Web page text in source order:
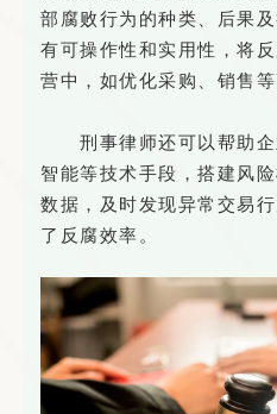
部腐败行为的种类、后果
有可操作性和实用性，将
营中，如优化采购、销售
刑事律师还可以帮助
智能等技术手段，搭建风
数据，及时发现异常交易
了反腐效率。